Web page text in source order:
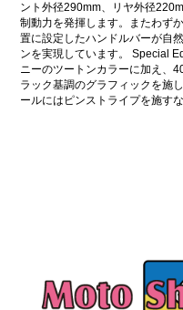
ント外径290mm、リヤ外径
制動力を発揮します。またわず
置に設定したハンドルバーが自
ンを実現しています。 Special
ニーのツートンカラーに加え、
ラック基調のグラフィックを施
ールにはピンストライプを施す